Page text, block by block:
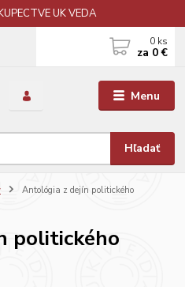
UK VEDA
Menu
Hľadať
0 ks
za 0 €
Antológia z dejín politického
politického